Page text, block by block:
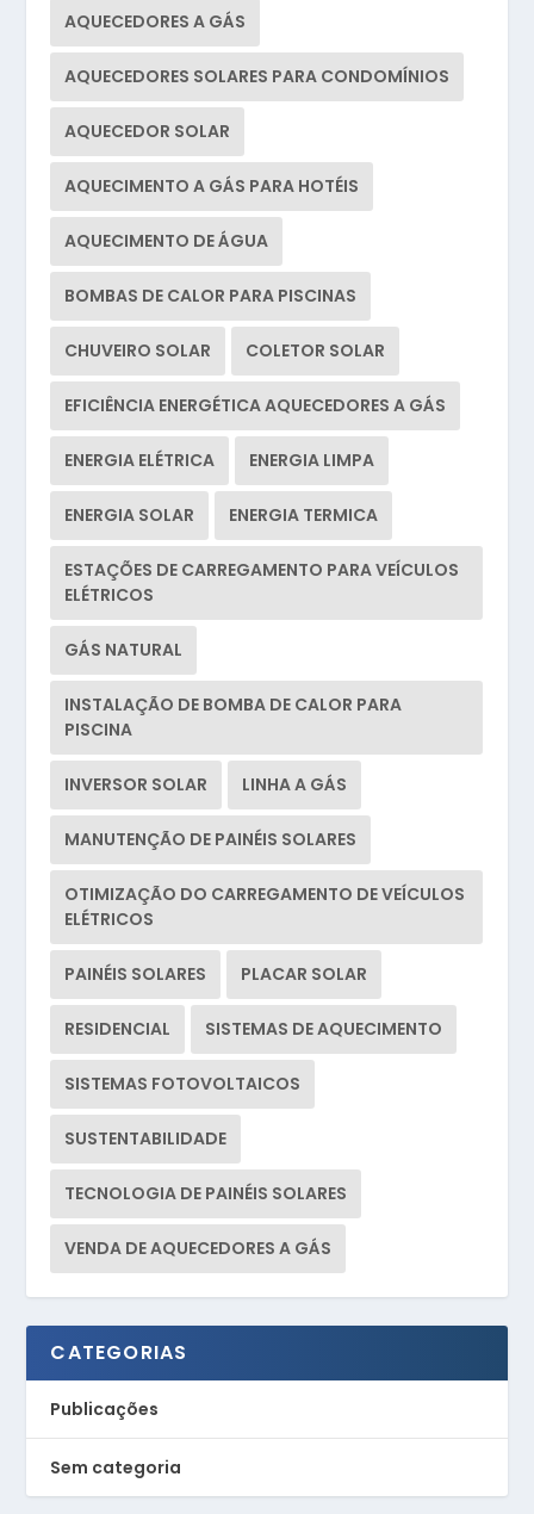
AQUECEDORES A GÁS
AQUECEDORES SOLARES PARA CONDOMÍNIOS
AQUECEDOR SOLAR
AQUECIMENTO A GÁS PARA HOTÉIS
AQUECIMENTO DE ÁGUA
BOMBAS DE CALOR PARA PISCINAS
CHUVEIRO SOLAR COLETOR SOLAR
EFICIÊNCIA ENERGÉTICA AQUECEDORES A GÁS
ENERGIA ELÉTRICA ENERGIA LIMPA
ENERGIA SOLAR ENERGIA TERMICA
ESTAÇÕES DE CARREGAMENTO PARA VEÍCULOS
ELÉTRICOS
GÁS NATURAL
INSTALAÇÃO DE BOMBA DE CALOR PARA
PISCINA
INVERSOR SOLAR LINHA A GÁS
MANUTENÇÃO DE PAINÉIS SOLARES
OTIMIZAÇÃO DO CARREGAMENTO DE VEÍCULOS
ELÉTRICOS
PAINÉIS SOLARES PLACAR SOLAR
RESIDENCIAL SISTEMAS DE AQUECIMENTO
SISTEMAS FOTOVOLTAICOS
SUSTENTABILIDADE
TECNOLOGIA DE PAINÉIS SOLARES
VENDA DE AQUECEDORES A GÁS
CATEGORIAS
Publicações
Sem categoria